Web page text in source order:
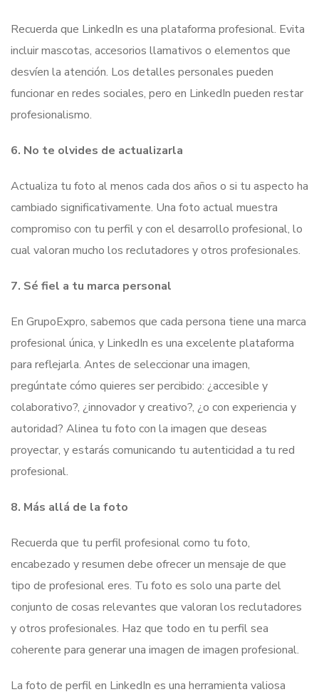
Recuerda que LinkedIn es una plataforma profesional. Evita
incluir mascotas, accesorios llamativos o elementos que
desvíen la atención. Los detalles personales pueden
funcionar en redes sociales, pero en LinkedIn pueden restar
profesionalismo.
6. No te olvides de actualizarla
Actualiza tu foto al menos cada dos años o si tu aspecto ha
cambiado significativamente. Una foto actual muestra
compromiso con tu perfil y con el desarrollo profesional, lo
cual valoran mucho los reclutadores y otros profesionales.
7. Sé fiel a tu marca personal
En GrupoExpro, sabemos que cada persona tiene una marca
profesional única, y LinkedIn es una excelente plataforma
para reflejarla. Antes de seleccionar una imagen,
pregúntate cómo quieres ser percibido: ¿accesible y
colaborativo?, ¿innovador y creativo?, ¿o con experiencia y
autoridad? Alinea tu foto con la imagen que deseas
proyectar, y estarás comunicando tu autenticidad a tu red
profesional.
8. Más allá de la foto
Recuerda que tu perfil profesional como tu foto,
encabezado y resumen debe ofrecer un mensaje de que
tipo de profesional eres. Tu foto es solo una parte del
conjunto de cosas relevantes que valoran los reclutadores
y otros profesionales. Haz que todo en tu perfil sea
coherente para generar una imagen de imagen profesional.
La foto de perfil en LinkedIn es una herramienta valiosa